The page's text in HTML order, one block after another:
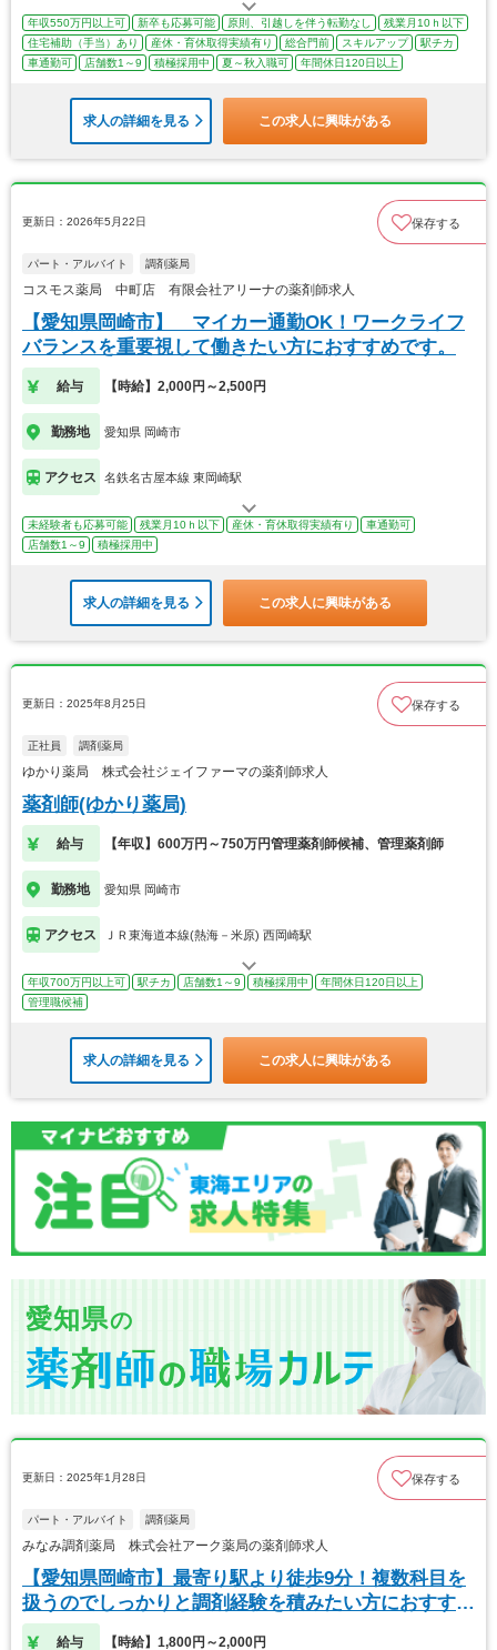
年収550万円以上可 新卒も応募可能 原則、引越しを伴う転勤なし
残業月10ｈ以下
住宅補助（手当）あり
産休・育休取得実績有り 総合門前 スキルアップ
駅チカ
車通勤可
店舗数1～9 積極採用中 夏～秋入職可 年間休日120日以上
求人の詳細を見る この求人に興味がある
更新日：2026年5月22日 保存する
パート・アルバイト 調剤薬局
コスモス薬局 中町店 有限会社アリーナの薬剤師求人
【愛知県岡崎市】 マイカー通勤OK！ワークライフ
バランスを重要視して働きたい方におすすめです。
給与 【時給】2,000円～2,500円
勤務地 愛知県 岡崎市
アクセス 名鉄名古屋本線 東岡崎駅
未経験者も応募可能 残業月10ｈ以下 産休・育休取得実績有り
車通勤可
店舗数1～9
積極採用中
求人の詳細を見る この求人に興味がある
更新日：2025年8月25日 保存する
正社員 調剤薬局
ゆかり薬局 株式会社ジェイファーマの薬剤師求人
薬剤師(ゆかり薬局)
給与 【年収】600万円～750万円管理薬剤師候補、管理薬剤師
勤務地 愛知県 岡崎市
アクセス ＪＲ東海道本線(熱海－米原) 西岡崎駅
年収700万円以上可 駅チカ 店舗数1～9 積極採用中
年間休日120日以上
管理職候補
求人の詳細を見る この求人に興味がある
愛知県の
更新日：2025年1月28日 保存する
パート・アルバイト 調剤薬局
みなみ調剤薬局 株式会社アーク薬局の薬剤師求人
【愛知県岡崎市】最寄り駅より徒歩9分！複数科目を
扱うのでしっかりと調剤経験を積みたい方におすす
め。
給与 【時給】1,800円～2,000円